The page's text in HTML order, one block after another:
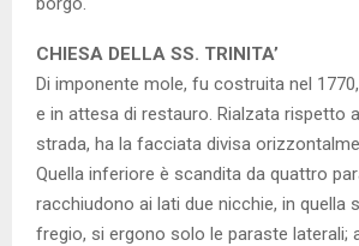
CHIESA DELLA SS. TRINITA’
Di imponente mole, fu costruita nel
e in attesa di restauro. Rialzata rispetto
strada, ha la facciata divisa
Quella inferiore è scandita da quattro
racchiudono ai lati due nicchie, in quella
fregio, si ergono solo le paraste laterali;